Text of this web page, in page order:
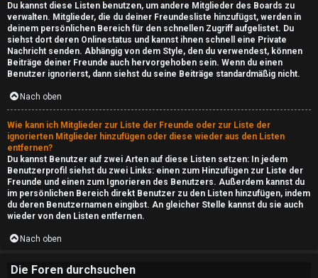
Du kannst diese Listen benutzen, um andere Mitglieder des Boards zu
verwalten. Mitglieder, die du deiner Freundesliste hinzufügst, werden in
deinem persönlichen Bereich für den schnellen Zugriff aufgelistet. Du
siehst dort deren Onlinestatus und kannst ihnen schnell eine Private
Nachricht senden. Abhängig von dem Style, den du verwendest, können
Beiträge deiner Freunde auch hervorgehoben sein. Wenn du einen
Benutzer ignorierst, dann siehst du seine Beiträge standardmäßig nicht.
Nach oben
Wie kann ich Mitglieder zur Liste der Freunde oder zur Liste der
ignorierten Mitglieder hinzufügen oder diese wieder aus den Listen
entfernen?
Du kannst Benutzer auf zwei Arten auf diese Listen setzen: In jedem
Benutzerprofil siehst du zwei Links: einen zum Hinzufügen zur Liste der
Freunde und einen zum Ignorieren des Benutzers. Außerdem kannst du
im persönlichen Bereich direkt Benutzer zu den Listen hinzufügen, indem
du deren Benutzernamen eingibst. An gleicher Stelle kannst du sie auch
wieder von den Listen entfernen.
Nach oben
Die Foren durchsuchen
T
h
e
S
h
o
w
↳
R